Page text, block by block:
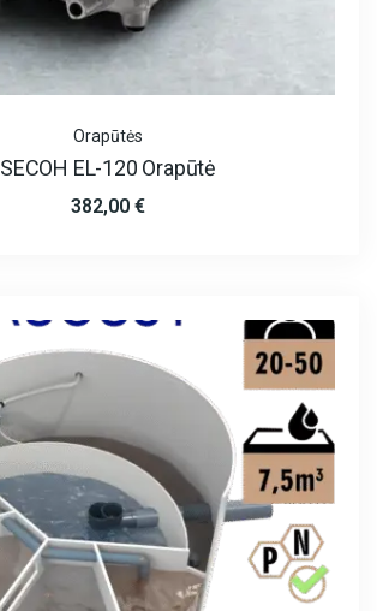
Orapūtės
SECOH EL-120 Orapūtė
382,00 €